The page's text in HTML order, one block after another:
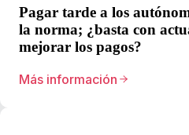
Pagar tarde a los
la norma; ¿basta con
mejorar los pagos?
Más información